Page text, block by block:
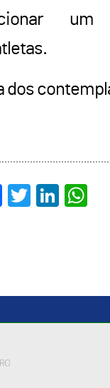
dos
Facebook
Twitter